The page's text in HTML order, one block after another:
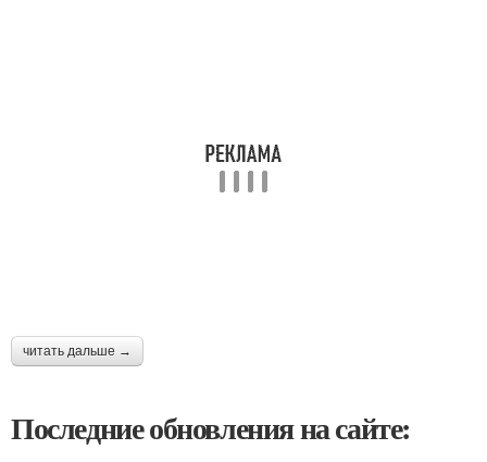
читать дальше →
Последние обновления на сайте: